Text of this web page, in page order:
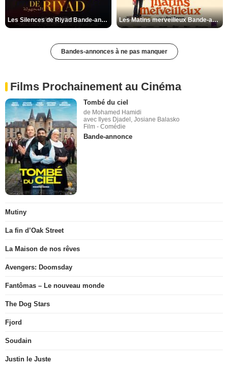
Les Silences de Riyad Bande-annonce VO STFR Les Matins merveilleux Bande-annonce VF
Bandes-annonces à ne pas manquer
Films Prochainement au Cinéma
Tombé du ciel
de Mohamed Hamidi
avec Ilyes Djadel, Josiane Balasko
Film - Comédie
Bande-annonce
Mutiny
La fin d’Oak Street
La Maison de nos rêves
Avengers: Doomsday
Fantômas – Le nouveau monde
The Dog Stars
Fjord
Soudain
Justin le Juste